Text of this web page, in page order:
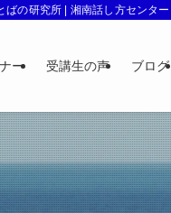
の研究所 | 湘南話し方センター
ー 受講生の声 ブログ